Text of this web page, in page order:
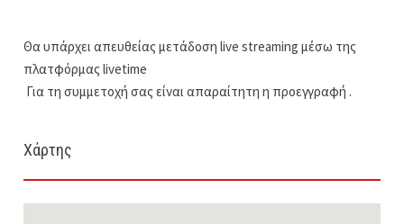
Θα υπάρχει απευθείας μετάδοση live streaming μέσω της
πλατφόρμας livetime
Για τη συμμετοχή σας είναι απαραίτητη η προεγγραφή .
Χάρτης